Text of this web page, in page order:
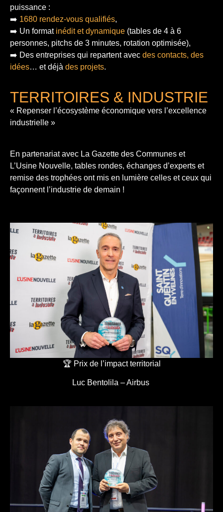
puissance :
➡️ 1680 rendez-vous qualifiés,
➡️ Un format inédit et dynamique (tables de 4 à 6
personnes, pitchs de 3 minutes, rotation optimisée),
➡️ Des entreprises qui repartent avec des contacts, des
idées… et déjà des projets.
TERRITOIRES & INDUSTRIE
« Repenser l’écosystème économique vers l’excellence
industrielle »
En partenariat avec La Gazette des Communes et
L’Usine Nouvelle, tables rondes, échanges d’experts et
remise des trophées ont mis en lumière celles et ceux qui
façonnent l’industrie de demain !
🏆 Prix de l’impact territorial
Luc Bentolila – Airbus